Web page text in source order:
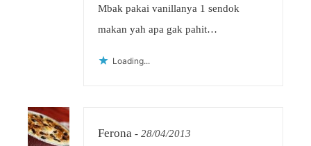
Mbak pakai vanillanya 1 sendok
makan yah apa gak pahit…
Loading...
Ferona - 28/04/2013